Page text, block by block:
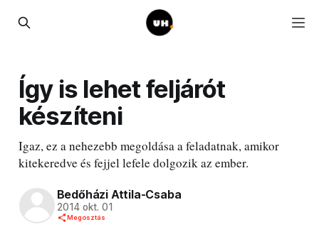
Így is lehet feljárót
készíteni
Igaz, ez a nehezebb megoldása a feladatnak, amikor
kitekeredve és fejjel lefele dolgozik az ember.
Bedőházi Attila-Csaba
2014 okt. 01
Megosztás